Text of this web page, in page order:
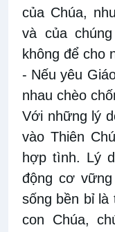
của Chúa,
và của
không để cho
- Nếu yêu
nhau chèo
Với những lý
vào Thiên
hợp tình. Lý
động cơ
sống bền bỉ là
con Chúa,